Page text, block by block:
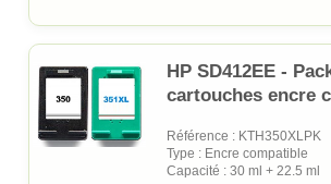
HP SD412EE -
cartouches encre
Référence : KTH350XLPK
Type : Encre compatible
Capacité : 30 ml + 22.5 ml